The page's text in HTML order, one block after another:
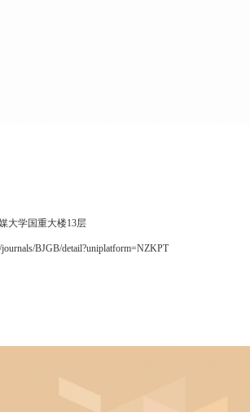
大学国重大楼13层
BJGB/detail?uniplatform=NZKPT